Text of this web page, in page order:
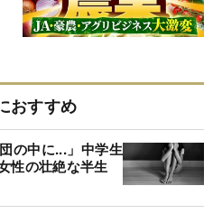
おすすめ
の中に...」中学生
性の壮絶な半生